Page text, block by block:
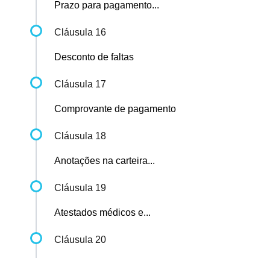
Prazo para pagamento...
Cláusula 16
Desconto de faltas
Cláusula 17
Comprovante de pagamento
Cláusula 18
Anotações na carteira...
Cláusula 19
Atestados médicos e...
Cláusula 20